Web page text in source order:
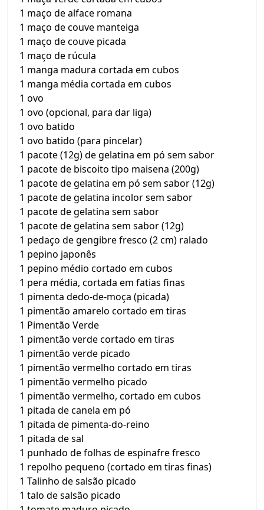
1 maço de alface romana
1 maço de couve manteiga
1 maço de couve picada
1 maço de rúcula
1 manga madura cortada em cubos
1 manga média cortada em cubos
1 ovo
1 ovo (opcional, para dar liga)
1 ovo batido
1 ovo batido (para pincelar)
1 pacote (12g) de gelatina em pó sem sabor
1 pacote de biscoito tipo maisena (200g)
1 pacote de gelatina em pó sem sabor (12g)
1 pacote de gelatina incolor sem sabor
1 pacote de gelatina sem sabor
1 pacote de gelatina sem sabor (12g)
1 pedaço de gengibre fresco (2 cm) ralado
1 pepino japonês
1 pepino médio cortado em cubos
1 pera média, cortada em fatias finas
1 pimenta dedo-de-moça (picada)
1 pimentão amarelo cortado em tiras
1 Pimentão Verde
1 pimentão verde cortado em tiras
1 pimentão verde picado
1 pimentão vermelho cortado em tiras
1 pimentão vermelho picado
1 pimentão vermelho, cortado em cubos
1 pitada de canela em pó
1 pitada de pimenta-do-reino
1 pitada de sal
1 punhado de folhas de espinafre fresco
1 repolho pequeno (cortado em tiras finas)
1 Talinho de salsão picado
1 talo de salsão picado